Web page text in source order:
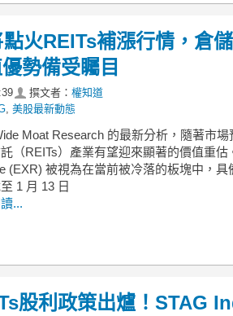
點火REITs補漲行情，倉
勢備受矚目
39 撰文者： 權知道
美股最新動態
Moat Research 的最新分析，隨著市
（REITs）產業有望迎來顯著的價值重
(EXR) 被視為在當前被冷落的板塊中，
1 月 13 日
...
股利政策出爐！STAG